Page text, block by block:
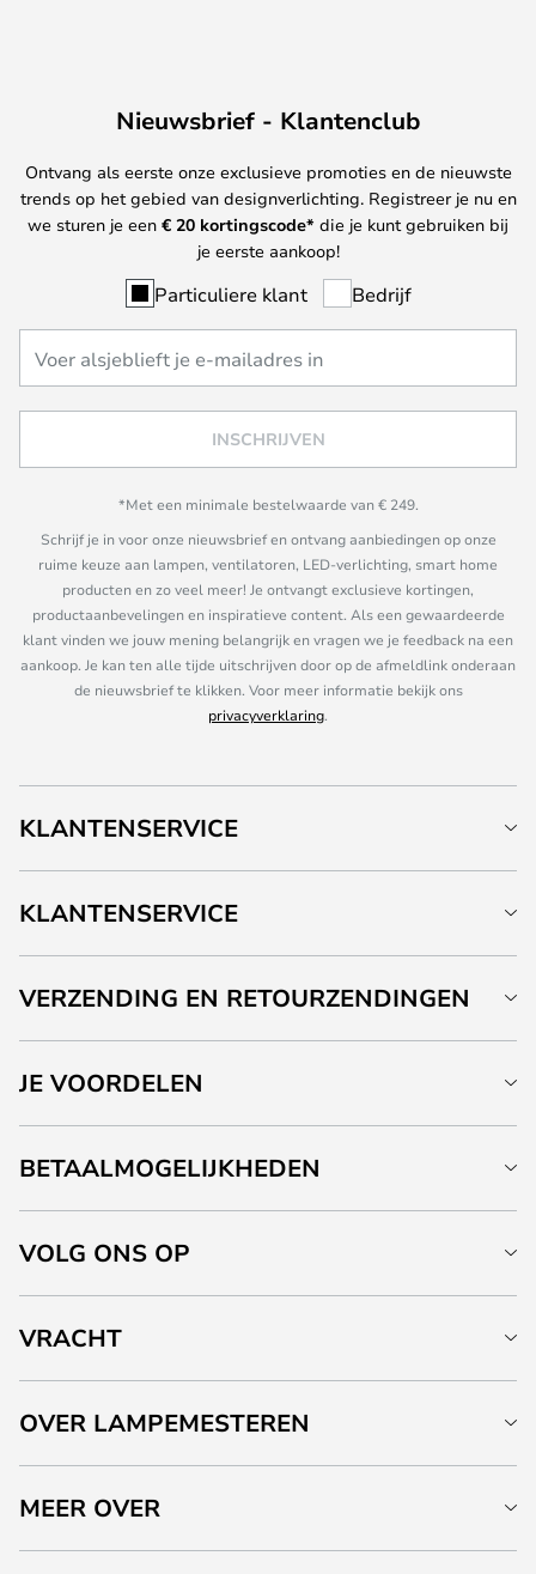
Nieuwsbrief - Klantenclub
Ontvang als eerste onze exclusieve promoties en de nieuwste
trends op het gebied van designverlichting. Registreer je nu en
we sturen je een € 20 kortingscode* die je kunt gebruiken bij
je eerste aankoop!
Particuliere klant Bedrijf
INSCHRIJVEN
*Met een minimale bestelwaarde van € 249.
Schrijf je in voor onze nieuwsbrief en ontvang aanbiedingen op onze
ruime keuze aan lampen, ventilatoren, LED-verlichting, smart home
producten en zo veel meer! Je ontvangt exclusieve kortingen,
productaanbevelingen en inspiratieve content. Als een gewaardeerde
klant vinden we jouw mening belangrijk en vragen we je feedback na een
aankoop. Je kan ten alle tijde uitschrijven door op de afmeldlink onderaan
de nieuwsbrief te klikken. Voor meer informatie bekijk ons
privacyverklaring.
KLANTENSERVICE
KLANTENSERVICE
VERZENDING EN RETOURZENDINGEN
JE VOORDELEN
BETAALMOGELIJKHEDEN
VOLG ONS OP
VRACHT
OVER LAMPEMESTEREN
MEER OVER